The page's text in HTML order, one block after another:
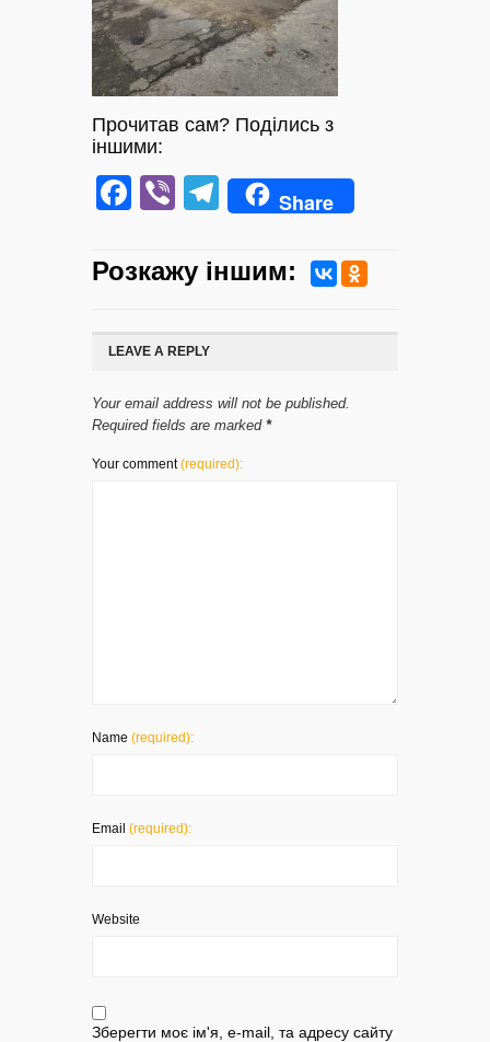
Прочитав сам? Поділись з
іншими:
Facebook
ViberTelegram
Share
Розкажу iншим:
LEAVE A REPLY
Your email address will not be published.
Required fields are marked *
Your comment(required):
Name (required):
Email (required):
Website
Зберегти моє ім'я, e-mail, та адресу сайту